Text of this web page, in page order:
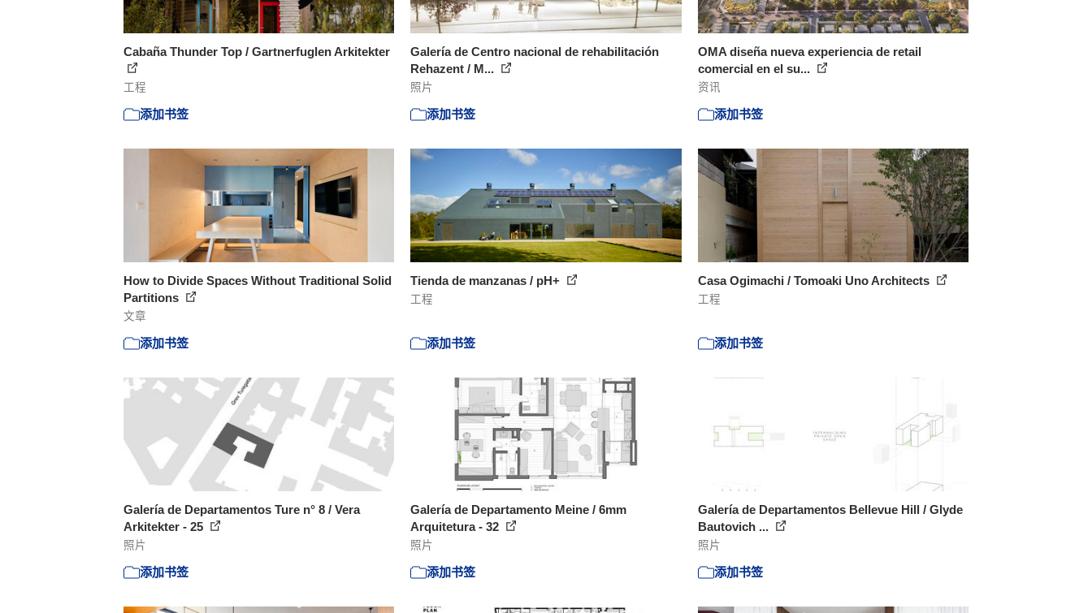
Cabaña Thunder Top / Gartnerfuglen Arkitekter
工程
添加书签
Galería de Centro nacional de rehabilitación
Rehazent / M...
照片
添加书签
OMA diseña nueva experiencia de retail
comercial en el su...
资讯
添加书签
How to Divide Spaces Without Traditional Solid
Partitions
文章
添加书签
Tienda de manzanas / pH+
工程
添加书签
Casa Ogimachi / Tomoaki Uno Architects
工程
添加书签
Galería de Departamentos Ture n° 8 / Vera
Arkitekter - 25
照片
添加书签
Galería de Departamento Meine / 6mm
Arquitetura - 32
照片
添加书签
Galería de Departamentos Bellevue Hill / Glyde
Bautovich ...
照片
添加书签